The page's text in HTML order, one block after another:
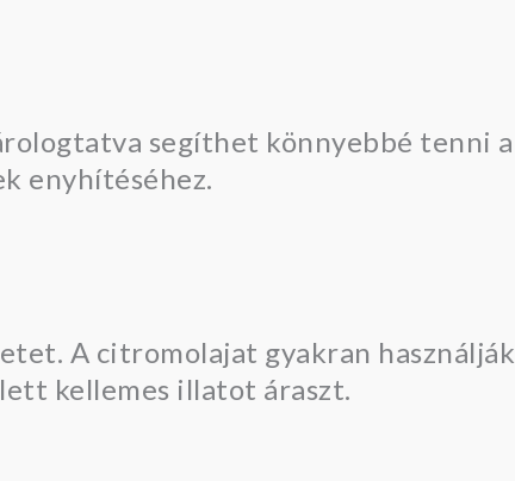
segíthet könnyebbé tenni a
enyhítéséhez.
A citromolajat gyakran használják
kellemes illatot áraszt.